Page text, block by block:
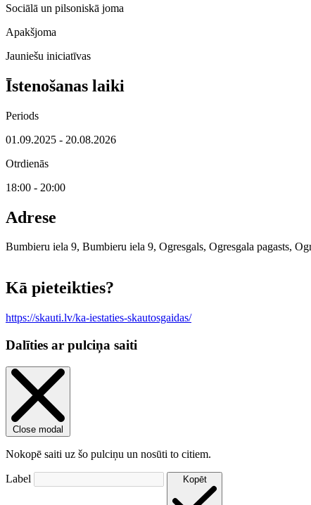
Sociālā un pilsoniskā joma
Apakšjoma
Jauniešu iniciatīvas
Īstenošanas laiki
Periods
01.09.2025 - 20.08.2026
Otrdienās
18:00 - 20:00
Adrese
Bumbieru iela 9, Bumbieru iela 9, Ogresgals, Ogresgala pagasts,
+
Kā pieteikties?
https://skauti.lv/ka-iestaties-skautosgaidas/
Dalīties ar pulciņa saiti
Close modal
Nokopē saiti uz šo pulciņu un nosūti to citiem.
Label Kopēt